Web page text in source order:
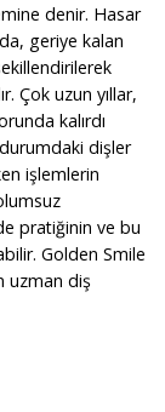
denir. Hasar
geriye kalan
Çok uzun yıllar,
kalırdı
dişler
işlemlerin
pratiğinin ve bu
Golden Smile
uzman diş